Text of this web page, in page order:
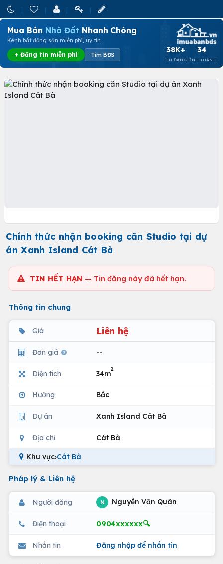
Mua Bán Nhà Đất Nhanh Chóng
Kênh bất động sản miễn phí, uy tín
+ Đăng tin miễn phí Tìm BĐS
38K+
TIN ĐĂNG
34
TỈNH THÀNH
Chính thức nhận booking căn Studio tại dự
án Xanh Island Cát Bà
TIN HẾT HẠN — Tin đăng này đã hết hạn.
Thông tin chung
Giá Liên hệ
Đơn giá --
Diện tích 34m
2
Hướng Bắc
Dự án Xanh Island Cát Bà
Địa chỉ Cát Bà
Khu vực›Cát Bà
Pháp lý & Liên hệ
Người đăng N Nguyễn Văn Quân
Điện thoại 0904xxxxxx🔍
Nhắn tin Đăng nhập để nhắn tin